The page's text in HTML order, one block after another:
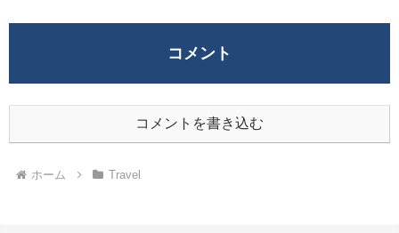
コメント
コメントを書き込む
ホーム Travel